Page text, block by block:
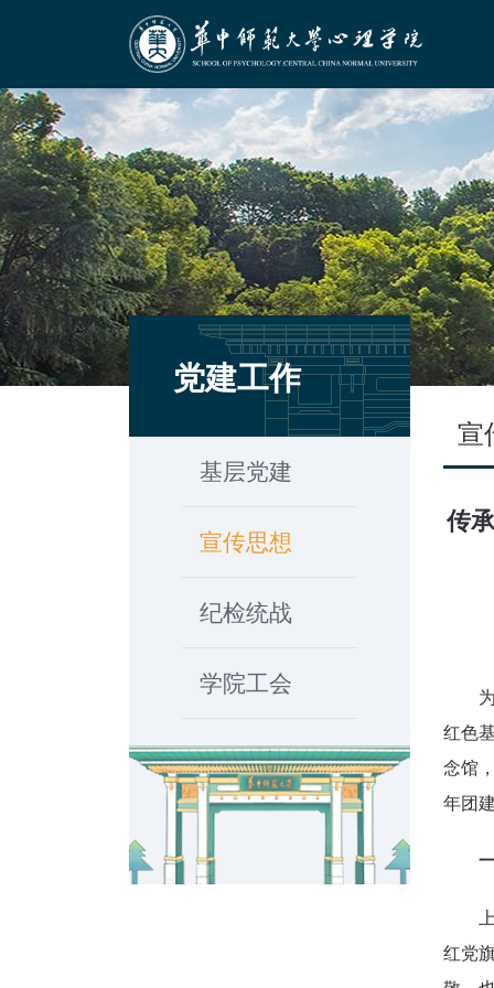
党建工作
基层党建
宣传思想
纪检统战
学院工会
宣
传
红色
念馆
年团
红党